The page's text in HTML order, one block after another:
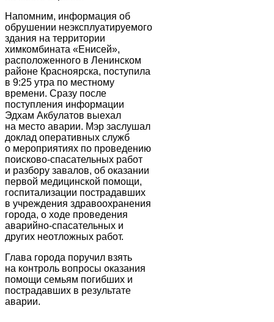
Напомним, информация об
обрушении неэксплуатируемого
здания на территории
химкомбината «Енисей»,
расположенного в Ленинском
районе Красноярска, поступила
в 9:25 утра по местному
времени. Сразу после
поступления информации
Эдхам Акбулатов выехал
на место аварии. Мэр заслушал
доклад оперативных служб
о мероприятиях по проведению
поисково-спасательных работ
и разбору завалов, об оказании
первой медицинской помощи,
госпитализации пострадавших
в учреждения здравоохранения
города, о ходе проведения
аварийно-спасательных и
других неотложных работ.
Глава города поручил взять
на контроль вопросы оказания
помощи семьям погибших и
пострадавших в результате
аварии.